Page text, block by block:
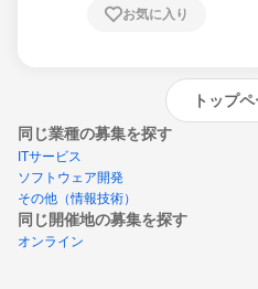
お気に入り
トップ
同じ業種の募集を探す
ITサービス
ソフトウェア開発
その他（情報技術）
同じ開催地の募集を探す
オンライン